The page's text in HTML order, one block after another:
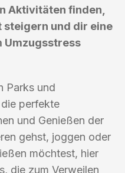
Aktivitäten finden,
steigern und dir eine
Umzugsstress
Parks und
perfekte
und Genießen der
gehst, joggen oder
möchtest, hier
die zum Verweilen